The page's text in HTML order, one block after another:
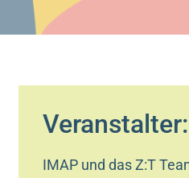
Veranstalter:
IMAP und das Z:T